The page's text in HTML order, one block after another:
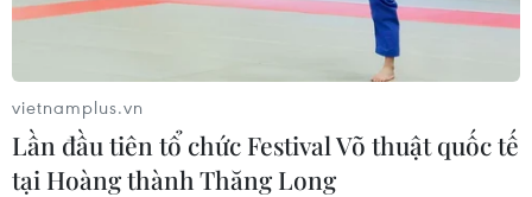
10/09/2014 12:41
Biện pháp này sẽ giúp OSCE đánh giá những tiến triển
trong việc mở rộng nhiệm vụ giám sát lệnh ngừng bắn
ở miền Đông Ukraine.
vietnamplus.vn
Lần đầu tiên tổ chức Festival Võ thuật quốc tế
tại Hoàng thành Thăng Long